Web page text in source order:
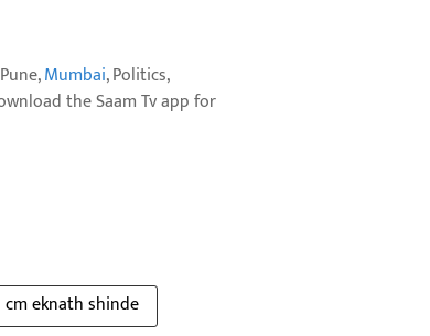
Mumbai, Politics,
the Saam Tv app for
cm eknath shinde